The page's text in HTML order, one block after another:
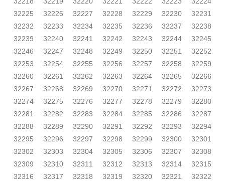
32225
32226 32227 32228 32229 32230
32231
32232
32233 32234 32235 32236 32237
32238
32239
32240 32241 32242 32243 32244
32245
32246
32247 32248 32249 32250 32251
32252
32253
32254 32255 32256 32257 32258
32259
32260
32261 32262 32263 32264 32265
32266
32267
32268 32269 32270 32271 32272
32273
32274
32275 32276 32277 32278 32279
32280
32281
32282 32283 32284 32285 32286
32287
32288
32289 32290 32291 32292 32293
32294
32295
32296 32297 32298 32299 32300
32301
32302
32303 32304 32305 32306 32307
32308
32309
32310 32311 32312 32313 32314
32315
32316
32317 32318 32319 32320 32321
32322